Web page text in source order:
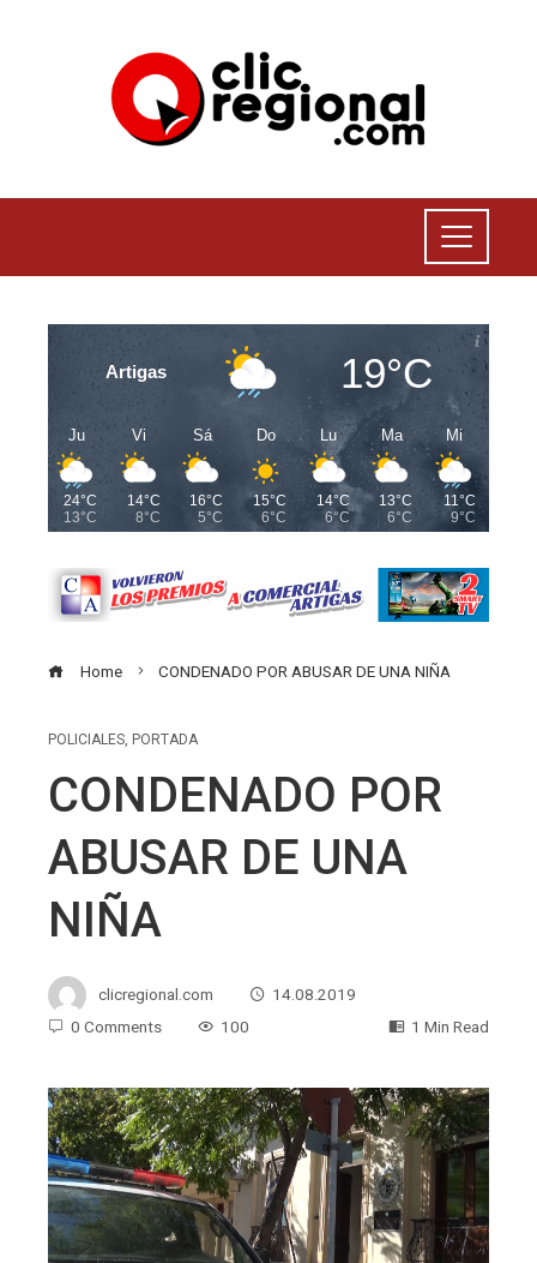
Artigas 19°C
Ju
24°C
13°C
Vi
14°C
8°C
Sá
16°C
5°C
Do
15°C
6°C
Lu
14°C
6°C
Ma
13°C
6°C
Mi
11°C
9°C
Home CONDENADO POR ABUSAR DE UNA NIÑA
POLICIALES, PORTADA
CONDENADO POR
ABUSAR DE UNA
NIÑA
clicregional.com
14.08.2019
0 Comments
100 1 Min Read